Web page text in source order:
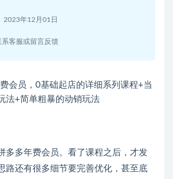
2023年12月01日
系客服或留言反馈
多多年费会员。看了课程之后，才发
路还有很多细节要完善优化，甚至底